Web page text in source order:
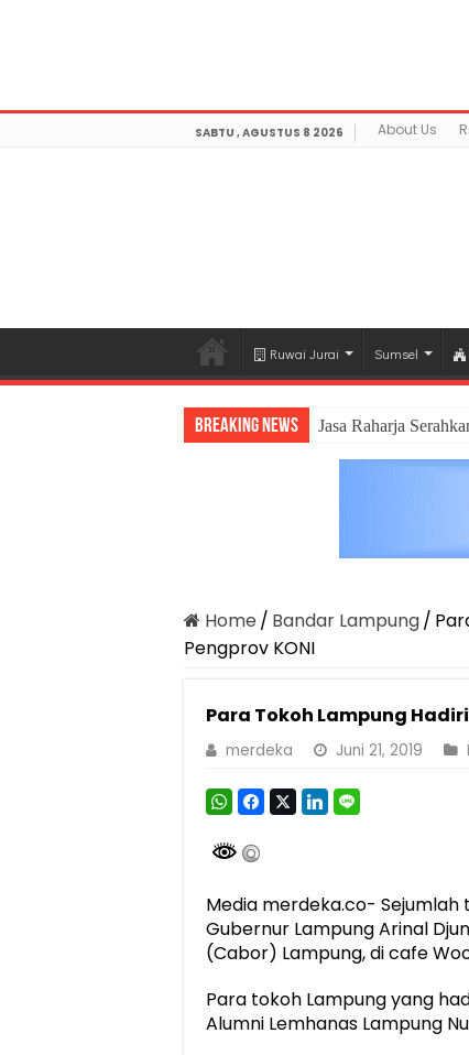
SABTU , AGUSTUS 8 2026 About Us
Ruwai Jurai Sumsel
Breaking News Jasa Raharja
Home / Bandar Lampung/
Pengprov KONI
Para Tokoh Lampung
merdeka Juni 21, 2019
Media merdeka.co-
Gubernur Lampung Arinal
(Cabor) Lampung, di cafe
Para tokoh Lampung yang
Alumni Lemhanas Lampung